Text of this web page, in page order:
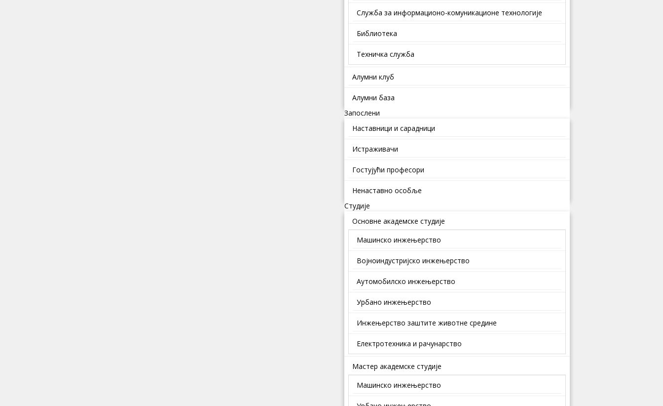
Служба за информационо-комуникационе технологије
Библиотека
Техничка служба
Алумни клуб
Алумни база
Запослени
Наставници и сарадници
Истраживачи
Гостујући професори
Ненаставно особље
Студије
Основне академске студије
Машинско инжењерство
Војноиндустријско инжењерство
Аутомобилско инжењерство
Урбано инжењерство
Инжењерство заштите животне средине
Електротехника и рачунарство
Мастер академске студије
Машинско инжењерство